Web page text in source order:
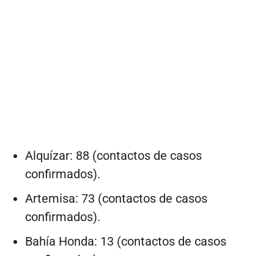
Alquízar: 88 (contactos de casos
confirmados).
Artemisa: 73 (contactos de casos
confirmados).
Bahía Honda: 13 (contactos de casos